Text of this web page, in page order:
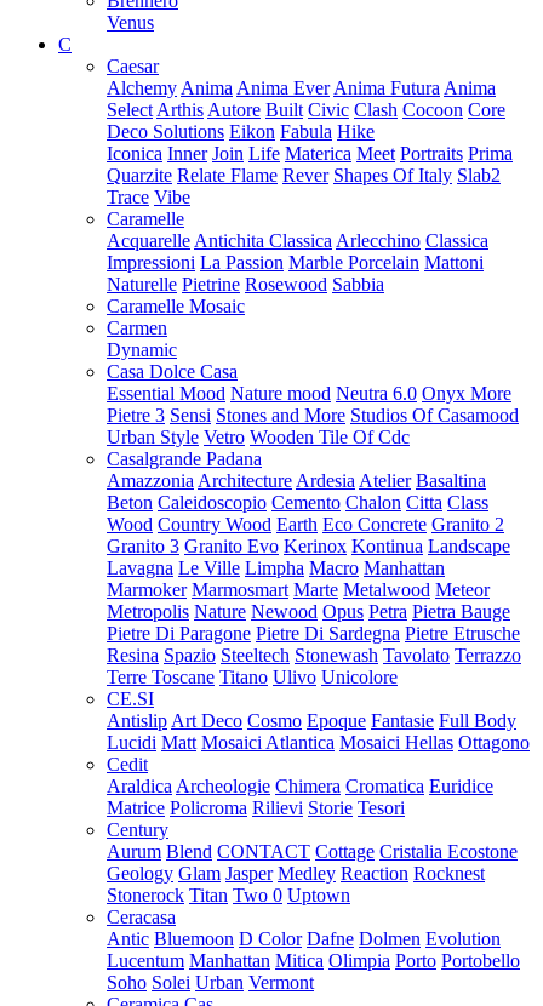
Venus
C
Caesar
Alchemy Anima Anima Ever Anima Futura Anima
Select Arthis Autore Built Civic Clash Cocoon Core
Deco Solutions Eikon Fabula Hike
Iconica Inner Join Life Materica Meet Portraits Prima
Quarzite Relate Flame Rever Shapes Of Italy Slab2
Trace Vibe
Caramelle
Acquarelle Antichita Classica Arlecchino Classica
Impressioni La Passion Marble Porcelain Mattoni
Naturelle Pietrine Rosewood Sabbia
Caramelle Mosaic
Carmen
Dynamic
Casa Dolce Casa
Essential Mood Nature mood Neutra 6.0 Onyx More
Pietre 3 Sensi Stones and More Studios Of Casamood
Urban Style Vetro Wooden Tile Of Cdc
Casalgrande Padana
Amazzonia Architecture Ardesia Atelier Basaltina
Beton Caleidoscopio Cemento Chalon Citta Class
Wood Country Wood Earth Eco Concrete Granito 2
Granito 3 Granito Evo Kerinox Kontinua Landscape
Lavagna Le Ville Limpha Macro Manhattan
Marmoker Marmosmart Marte Metalwood Meteor
Metropolis Nature Newood Opus Petra Pietra Bauge
Pietre Di Paragone Pietre Di Sardegna Pietre Etrusche
Resina Spazio Steeltech Stonewash Tavolato Terrazzo
Terre Toscane Titano Ulivo Unicolore
CE.SI
Antislip Art Deco Cosmo Epoque Fantasie Full Body
Lucidi Matt Mosaici Atlantica Mosaici Hellas Ottagono
Cedit
Araldica Archeologie Chimera Cromatica Euridice
Matrice Policroma Rilievi Storie Tesori
Century
Aurum Blend CONTACT Cottage Cristalia Ecostone
Geology Glam Jasper Medley Reaction Rocknest
Stonerock Titan Two 0 Uptown
Ceracasa
Antic Bluemoon D Color Dafne Dolmen Evolution
Lucentum Manhattan Mitica Olimpia Porto Portobello
Soho Solei Urban Vermont